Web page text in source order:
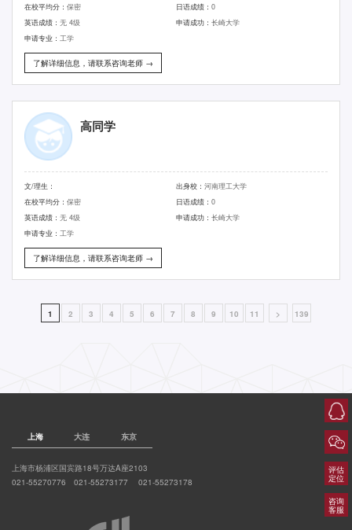
在校平均分： 保密 日语成绩： 0
英语成绩： 无 4级 申请成功： 长崎大学
申请专业： 工学
了解详细信息，请联系咨询老师 →
高同学
文/理生： 出身校： 河南理工大学
在校平均分： 保密 日语成绩： 0
英语成绩： 无 4级 申请成功： 长崎大学
申请专业： 工学
了解详细信息，请联系咨询老师 →
1 2 3 4 5 6 7 8 9 10 11 > 139
评估
定位
咨询
客服
上海 大连 东京
上海市杨浦区国宾路18号万达A座2103
021-55270776 021-55273177 021-55273178